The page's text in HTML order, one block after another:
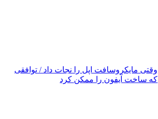
وقتی مایکروسافت اپل را نجات داد / توافقی
که ساخت آیفون را ممکن کرد